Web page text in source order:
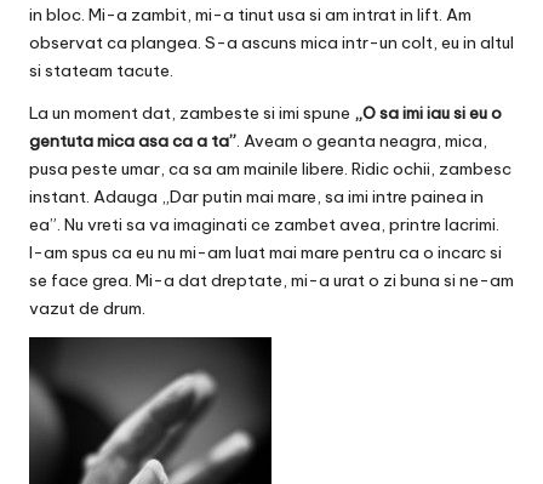
in bloc. Mi-a zambit, mi-a tinut usa si am intrat in lift. Am
observat ca plangea. S-a ascuns mica intr-un colt, eu in altul
si stateam tacute.
La un moment dat, zambeste si imi spune „O sa imi iau si eu o
gentuta mica asa ca a ta”. Aveam o geanta neagra, mica,
pusa peste umar, ca sa am mainile libere. Ridic ochii, zambesc
instant. Adauga „Dar putin mai mare, sa imi intre painea in
ea”. Nu vreti sa va imaginati ce zambet avea, printre lacrimi.
I-am spus ca eu nu mi-am luat mai mare pentru ca o incarc si
se face grea. Mi-a dat dreptate, mi-a urat o zi buna si ne-am
vazut de drum.